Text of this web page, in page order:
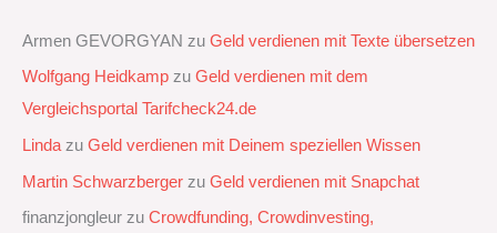
Armen GEVORGYAN zu Geld verdienen mit Texte übersetzen
Wolfgang Heidkamp zu Geld verdienen mit dem
Vergleichsportal Tarifcheck24.de
Linda zu Geld verdienen mit Deinem speziellen Wissen
Martin Schwarzberger zu Geld verdienen mit Snapchat‭
finanzjongleur zu Crowdfunding, Crowdinvesting,